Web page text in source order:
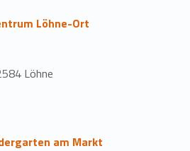
Löhne-Ort
Löhne
am Markt